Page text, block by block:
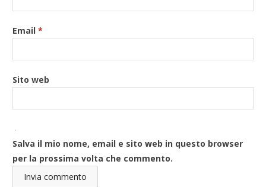
Email*
Sito web
Salva il mio nome, email e sito web in questo browser
per la prossima volta che commento.